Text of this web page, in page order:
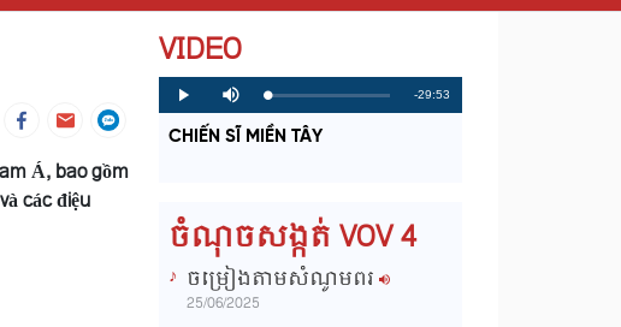
Á, bao gồm
các điệu
VIDEO
P
l
y
M
u
e
L
o
a
d
P
r
o
g
R
i
-29:53
CHIẾN SĨ MIỀN TÂY
ចំណុចសង្កត់ VOV 4
ចម្រៀងតាមសំណូមពរ
25/06/2025